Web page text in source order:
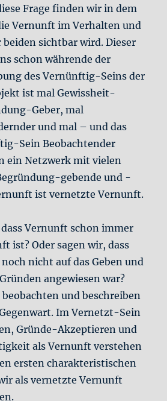
Frage finden wir in dem
Vernunft im Verhalten und
sichtbar wird. Dieser
schon währende der
des Vernünftig-Seins der
ist mal Gewissheit-
Geber, mal
und mal – und das
Sein Beobachtender
ein Netzwerk mit vielen
gebende und -
ist vernetzte Vernunft.
Vernunft schon immer
ist? Oder sagen wir, dass
nicht auf das Geben und
angewiesen war?
und beschreiben
Im Vernetzt-Sein
Gründe-Akzeptieren und
als Vernunft verstehen
ersten charakteristischen
als vernetzte Vernunft